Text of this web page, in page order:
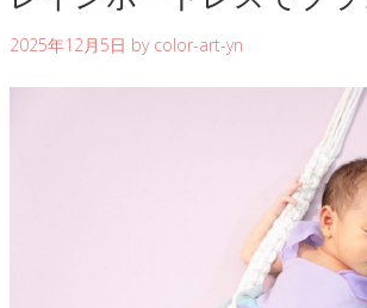
2025年12月5日 by color-art-yn